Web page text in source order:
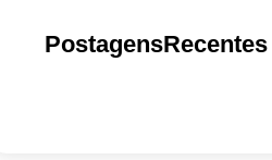
PostagensRecentes